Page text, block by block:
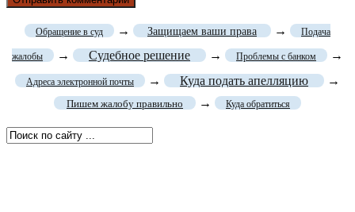
Обращение в суд → Защищаем ваши права → Подача
жалобы → Судебное решение → Проблемы с банком →
Адреса электронной почты → Куда подать апелляцию →
Пишем жалобу правильно → Куда обратиться